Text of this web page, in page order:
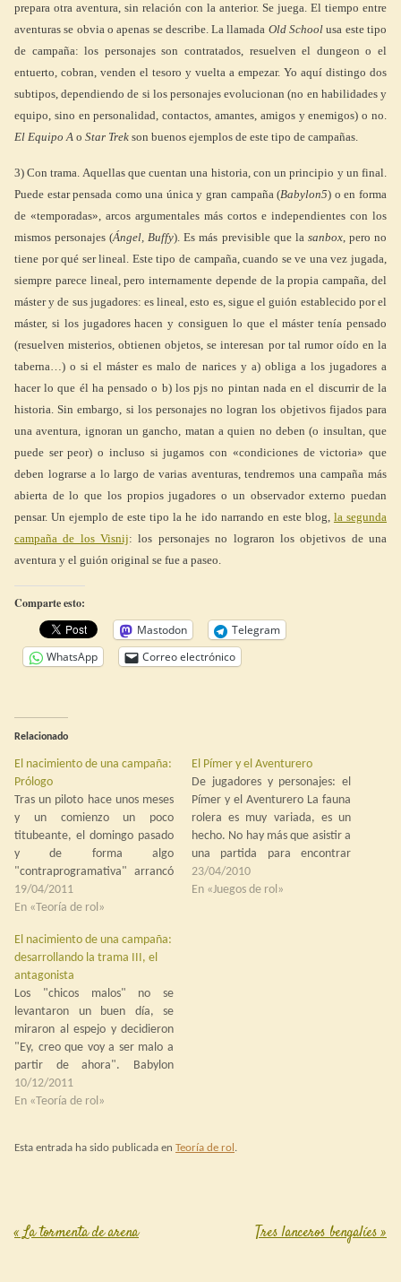
prepara otra aventura, sin relación con la anterior. Se juega. El tiempo entre
aventuras se obvia o apenas se describe. La llamada Old School usa este tipo
de campaña: los personajes son contratados, resuelven el dungeon o el
entuerto, cobran, venden el tesoro y vuelta a empezar. Yo aquí distingo dos
subtipos, dependiendo de si los personajes evolucionan (no en habilidades y
equipo, sino en personalidad, contactos, amantes, amigos y enemigos) o no.
El Equipo A o Star Trek son buenos ejemplos de este tipo de campañas.
3) Con trama. Aquellas que cuentan una historia, con un principio y un final.
Puede estar pensada como una única y gran campaña (Babylon5) o en forma
de «temporadas», arcos argumentales más cortos e independientes con los
mismos personajes (Ángel, Buffy). Es más previsible que la sanbox, pero no
tiene por qué ser lineal. Este tipo de campaña, cuando se ve una vez jugada,
siempre parece lineal, pero internamente depende de la propia campaña, del
máster y de sus jugadores: es lineal, esto es, sigue el guión establecido por el
máster, si los jugadores hacen y consiguen lo que el máster tenía pensado
(resuelven misterios, obtienen objetos, se interesan por tal rumor oído en la
taberna…) o si el máster es malo de narices y a) obliga a los jugadores a
hacer lo que él ha pensado o b) los pjs no pintan nada en el discurrir de la
historia. Sin embargo, si los personajes no logran los objetivos fijados para
una aventura, ignoran un gancho, matan a quien no deben (o insultan, que
puede ser peor) o incluso si jugamos con «condiciones de victoria» que
deben lograrse a lo largo de varias aventuras, tendremos una campaña más
abierta de lo que los propios jugadores o un observador externo puedan
pensar. Un ejemplo de este tipo la he ido narrando en este blog, la segunda
campaña de los Visnij: los personajes no lograron los objetivos de una
aventura y el guión original se fue a paseo.
Comparte esto:
Mastodon
Telegram
WhatsApp
Correo electrónico
Relacionado
El nacimiento de una campaña:
Prólogo
Tras un piloto hace unos meses
y un comienzo un poco
titubeante, el domingo pasado
y de forma algo
"contraprogramativa" arrancó
mi nueva campaña. Demasiado
pronto, demasiado sujeta con
adónde se dirigirá, pero aquí
está y se junta a Tres Valles
(ésta con frecuencia muy…
19/04/2011
En «Teoría de rol»
El Pímer y el Aventurero
De jugadores y personajes: el
Pímer y el Aventurero La fauna
rolera es muy variada, es un
hecho. No hay más que asistir a
una partida para encontrar
jugadores muy diferentes unos
de otros: los que matan todo lo
23/04/2010
En «Juegos de rol»
El nacimiento de una campaña:
desarrollando la trama III, el
antagonista
Los "chicos malos" no se
levantaron un buen día, se
miraron al espejo y decidieron
"Ey, creo que voy a ser malo a
partir de ahora". Babylon
Project Decíamos ayer que
nuestra trama debe girar
necesitamos al menos dos
10/12/2011
En «Teoría de rol»
Esta entrada ha sido publicada en Teoría de rol .
Post navigation
«La tormenta de arena Tres lanceros bengalíes»